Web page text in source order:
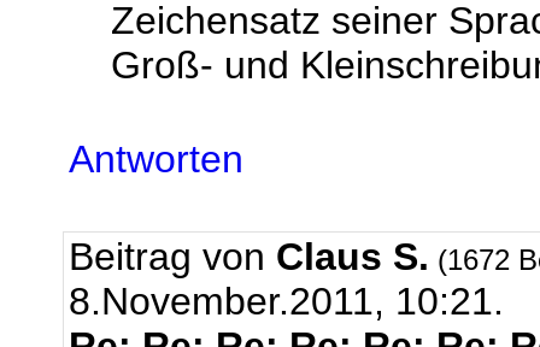
Zeichensatz seiner
Groß- und
Antworten
Beitrag von Claus S. (1672
8.November.2011, 10:21.